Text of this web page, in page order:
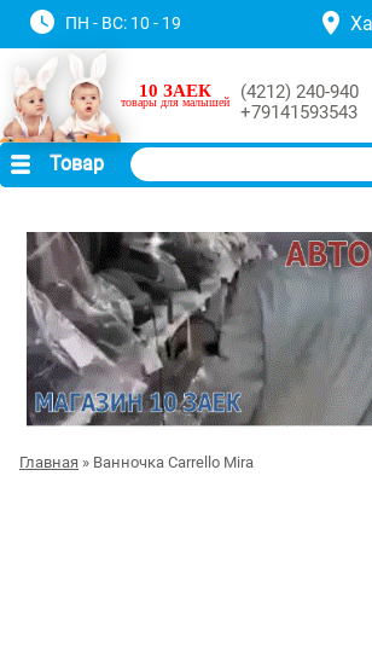
ПН - ВС: 10 - 19
10 ЗАЕК
товары для малышей
(4212) 240-940
+79141593543
Товар
Главная » Ванночка Carrello Mira